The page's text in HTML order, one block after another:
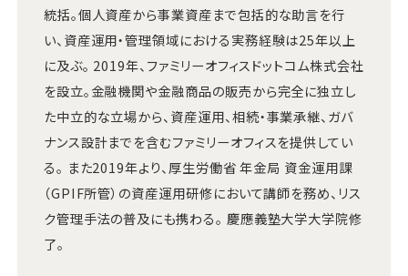
統括。個人資産から事業資産まで包括的な助言を行
い、資産運用・管理領域における実務経験は25年以上
に及ぶ。 2019年、ファミリーオフィスドットコム株式会社
を設立。金融機関や金融商品の販売から完全に独立し
た中立的な立場から、資産運用、相続・事業承継、ガバ
ナンス設計までを含むファミリーオフィスを提供してい
る。 また2019年より、厚生労働省 年金局 資金運用課
（GPIF所管）の資産運用研修において講師を務め、リス
ク管理手法の普及にも携わる。 慶應義塾大学大学院修
了。